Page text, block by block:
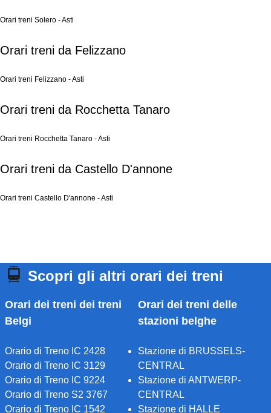
Orari treni Solero - Asti
Orari treni da Felizzano
Orari treni Felizzano - Asti
Orari treni da Rocchetta Tanaro
Orari treni Rocchetta Tanaro - Asti
Orari treni da Castello D'annone
Orari treni Castello D'annone - Asti
Scopri gli altri orari dei treni
Orari dei treni dei treni
Belgi
Orario di Treno IC 2428
Orario di Treno IC 3129
Orario di Treno IC 9224
Orario di Treno S2 3767
Orario di Treno IC 1542
Orari dei treni delle
stazioni belghe
Stazione di BRUSSELS-
CENTRAL
Stazione di ANTWERP-
CENTRAL
Stazione di HALLE